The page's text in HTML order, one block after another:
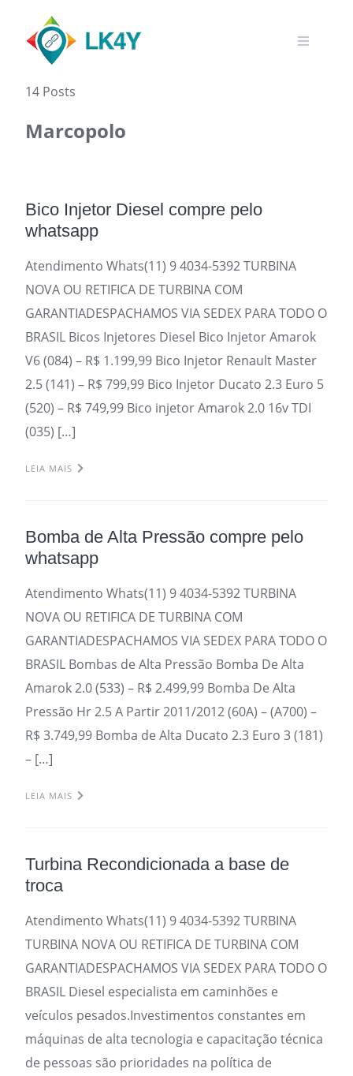
content
14 Posts
Marcopolo
Bico Injetor Diesel compre pelo
whatsapp
Atendimento Whats(11) 9 4034-5392 TURBINA
NOVA OU RETIFICA DE TURBINA COM
GARANTIADESPACHAMOS VIA SEDEX PARA TODO O
BRASIL Bicos Injetores Diesel Bico Injetor Amarok
V6 (084) – R$ 1.199,99 Bico Injetor Renault Master
2.5 (141) – R$ 799,99 Bico Injetor Ducato 2.3 Euro 5
(520) – R$ 749,99 Bico injetor Amarok 2.0 16v TDI
(035) […]
LEIA MAIS
Bomba de Alta Pressão compre pelo
whatsapp
Atendimento Whats(11) 9 4034-5392 TURBINA
NOVA OU RETIFICA DE TURBINA COM
GARANTIADESPACHAMOS VIA SEDEX PARA TODO O
BRASIL Bombas de Alta Pressão Bomba De Alta
Amarok 2.0 (533) – R$ 2.499,99 Bomba De Alta
Pressão Hr 2.5 A Partir 2011/2012 (60A) – (A700) –
R$ 3.749,99 Bomba de Alta Ducato 2.3 Euro 3 (181)
– […]
LEIA MAIS
Turbina Recondicionada a base de
troca
Atendimento Whats(11) 9 4034-5392 TURBINA
TURBINA NOVA OU RETIFICA DE TURBINA COM
GARANTIADESPACHAMOS VIA SEDEX PARA TODO O
BRASIL Diesel especialista em caminhões e
veículos pesados.Investimentos constantes em
máquinas de alta tecnologia e capacitação técnica
de pessoas são prioridades na política de